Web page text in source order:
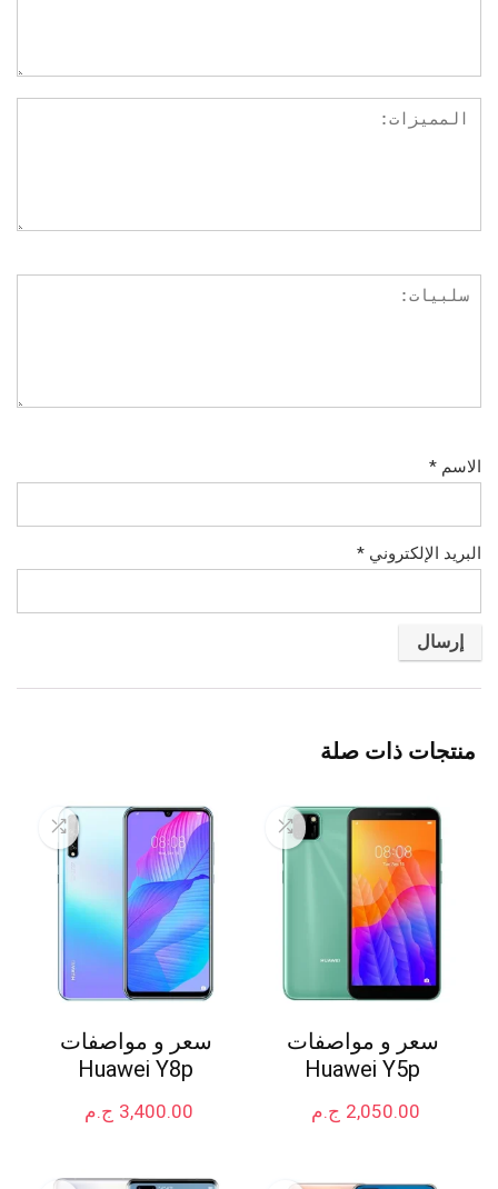
الاسم *
البريد الإلكتروني *
منتجات ذات صلة
سعر و مواصفات
Huawei Y5p
ج.م 2,050.00
سعر و مواصفات
Huawei Y8p
ج.م 3,400.00